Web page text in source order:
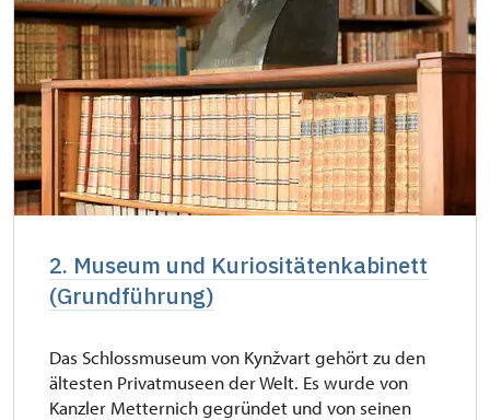
2. Museum und Kuriositätenkabinett
(Grundführung)
Das Schlossmuseum von Kynžvart gehört zu den
ältesten Privatmuseen der Welt. Es wurde von
Kanzler Metternich gegründet und von seinen